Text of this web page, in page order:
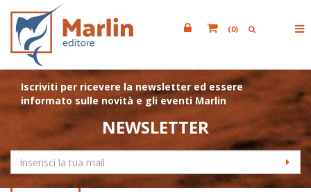
(0)
Iscriviti per ricevere la newsletter ed essere
informato sulle novità e gli eventi Marlin
NEWSLETTER